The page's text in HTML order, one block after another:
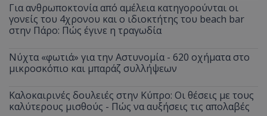
Για ανθρωποκτονία από αμέλεια κατηγορούνται οι
γονείς του 4χρονου και ο ιδιοκτήτης του beach bar
στην Πάρο: Πώς έγινε η τραγωδία
Νύχτα «φωτιά» για την Αστυνομία - 620 οχήματα στο
μικροσκόπιο και μπαράζ συλλήψεων
Καλοκαιρινές δουλειές στην Κύπρο: Οι θέσεις με τους
καλύτερους μισθούς - Πώς να αυξήσεις τις απολαβές